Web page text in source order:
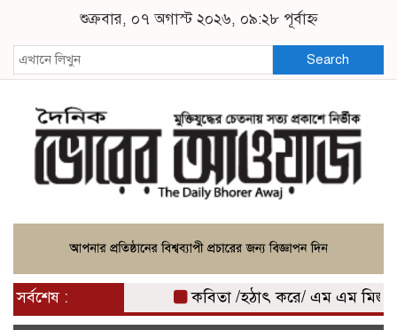
শুক্রবার, ০৭ অগাস্ট ২০২৬, ০৯:২৮ পূর্বাহ্ন
Search
সর্বশেষ : কবিতা /হঠাৎ করে/ এম এম মিজান